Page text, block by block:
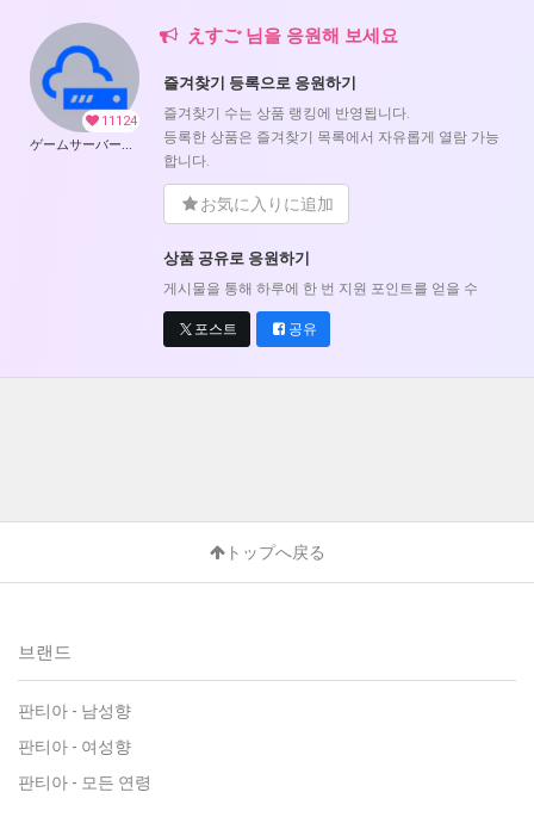
11124
ゲームサーバー公開ツール の開発支援
えすご 님을 응원해 보세요
즐겨찾기 등록으로 응원하기
즐겨찾기 수는 상품 랭킹에 반영됩니다.
등록한 상품은 즐겨찾기 목록에서 자유롭게 열람 가능
합니다.
お気に入りに追加
상품 공유로 응원하기
게시물을 통해 하루에 한 번 지원 포인트를 얻을 수
포스트 공유
トップへ戻る
브랜드
판티아 - 남성향
판티아 - 여성향
판티아 - 모든 연령